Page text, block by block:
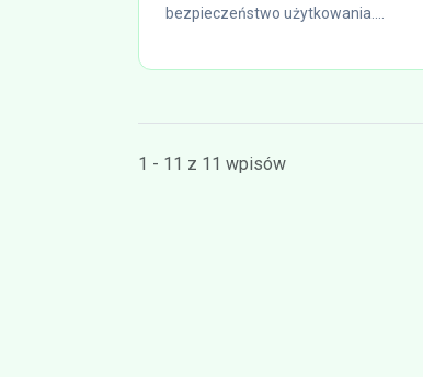
bezpieczeństwo użytkowania....
1 - 11 z 11 wpisów